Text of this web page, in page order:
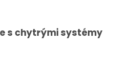
s chytrými systémy